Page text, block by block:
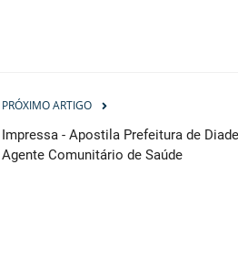
PRÓXIMO ARTIGO
Impressa - Apostila Prefeitura de
Agente Comunitário de Saúde